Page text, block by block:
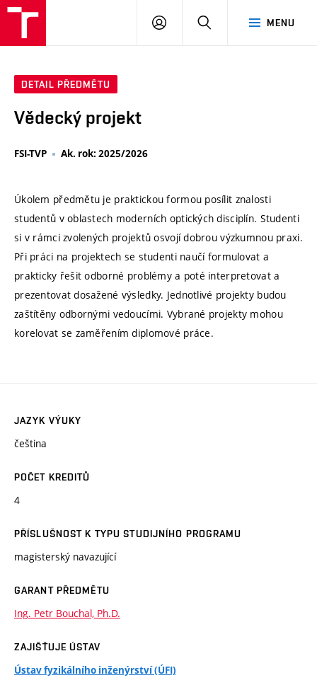
MENU
PŘIHLÁSIT
DETAIL PŘEDMĚTU
Vědecký projekt
FSI-TVP Ak. rok: 2025/2026
Úkolem předmětu je praktickou formou posílit znalosti
studentů v oblastech moderních optických disciplín. Studenti
si v rámci zvolených projektů osvojí dobrou výzkumnou praxi.
Při práci na projektech se studenti naučí formulovat a
prakticky řešit odborné problémy a poté interpretovat a
prezentovat dosažené výsledky. Jednotlivé projekty budou
zaštítěny odbornými vedoucími. Vybrané projekty mohou
korelovat se zaměřením diplomové práce.
JAZYK VÝUKY
čeština
POČET KREDITŮ
4
PŘÍSLUŠNOST K TYPU STUDIJNÍHO PROGRAMU
magisterský navazující
GARANT PŘEDMĚTU
Ing. Petr Bouchal, Ph.D.
ZAJIŠŤUJE ÚSTAV
Ústav fyzikálního inženýrství (ÚFI)